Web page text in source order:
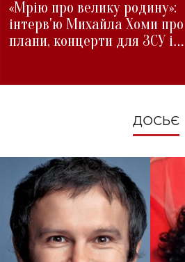
«Мрію про велику родину»:
інтерв'ю Михайла Хоми про
плани, концерти для ЗСУ і
ДОСЬЄ